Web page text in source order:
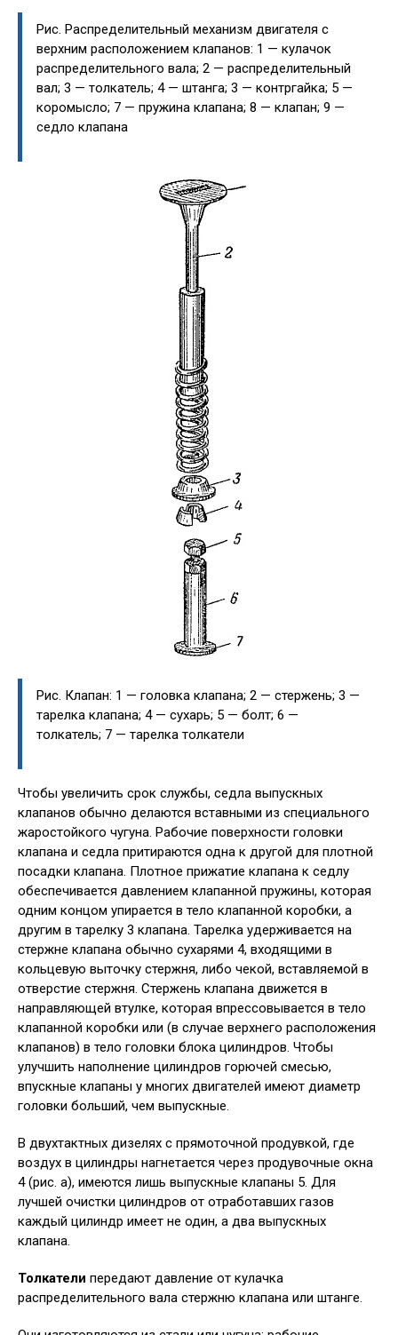
Рис. Распределительный механизм двигателя с
верхним расположением клапанов: 1 — кулачок
распределительного вала; 2 — распределительный
вал; 3 — толкатель; 4 — штанга; 3 — контргайка; 5 —
коромысло; 7 — пружина клапана; 8 — клапан; 9 —
седло клапана
Рис. Клапан: 1 — головка клапана; 2 — стержень; 3 —
тарелка клапана; 4 — сухарь; 5 — болт; 6 —
толкатель; 7 — тарелка толкатели
Чтобы увеличить срок службы, седла выпускных
клапанов обычно делаются вставными из специального
жаростойкого чугуна. Рабочие поверхности головки
клапана и седла притираются одна к другой для плотной
посадки клапана. Плотное прижатие клапана к седлу
обеспечивается давлением клапанной пружины, которая
одним концом упирается в тело клапанной коробки, а
другим в тарелку 3 клапана. Тарелка удерживается на
стержне клапана обычно сухарями 4, входящими в
кольцевую выточку стержня, либо чекой, вставляемой в
отверстие стержня. Стержень клапана движется в
направляющей втулке, которая впрессовывается в тело
клапанной коробки или (в случае верхнего расположения
клапанов) в тело головки блока цилиндров. Чтобы
улучшить наполнение цилиндров горючей смесью,
впускные клапаны у многих двигателей имеют диаметр
головки больший, чем выпускные.
В двухтактных дизелях с прямоточной продувкой, где
воздух в цилиндры нагнетается через продувочные окна
4 (рис. а), имеются лишь выпускные клапаны 5. Для
лучшей очистки цилиндров от отработавших газов
каждый цилиндр имеет не один, а два выпускных
клапана.
Толкатели передают давление от кулачка
распределительного вала стержню клапана или штанге.